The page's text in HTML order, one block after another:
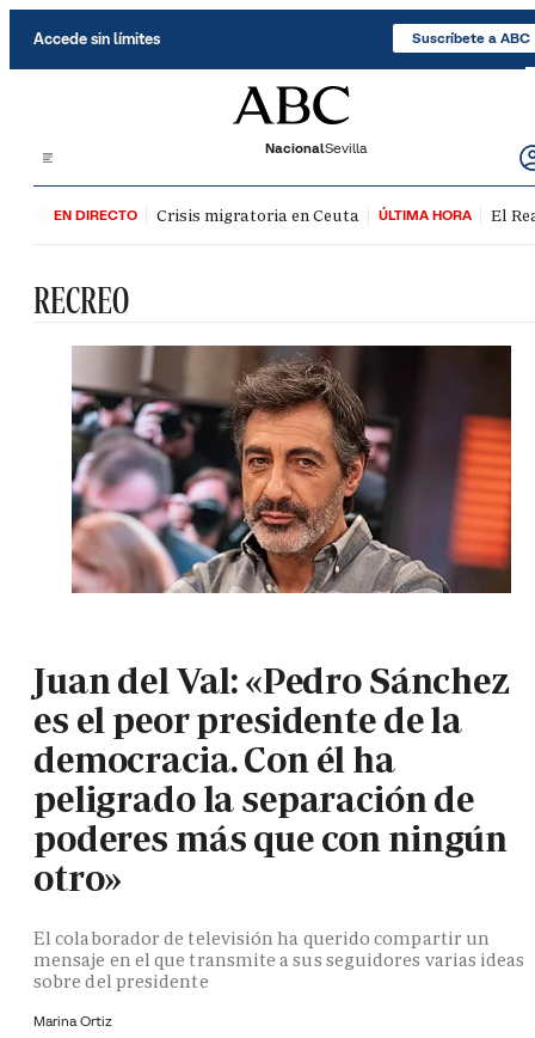
Accede sin límites Suscríbete a ABC
NacionalSevilla
EN DIRECTO Crisis migratoria en Ceuta ÚLTIMA HORA El
RECREO
Juan del Val: «Pedro Sánchez
es el peor presidente de la
democracia. Con él ha
peligrado la separación de
poderes más que con ningún
otro»
El colaborador de televisión ha querido compartir un
mensaje en el que transmite a sus seguidores varias ideas
sobre del presidente
Marina Ortiz